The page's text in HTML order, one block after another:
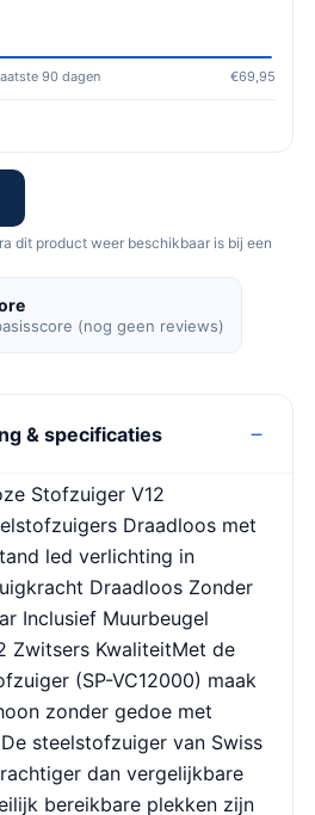
90 dagen €69,95
dit product weer beschikbaar is bij een
(nog geen reviews)
& specificaties
Stofzuiger V12
Draadloos met
led verlichting in
Draadloos Zonder
Inclusief Muurbeugel
Zwitsers KwaliteitMet de
(SP-VC12000) maak
zonder gedoe met
steelstofzuiger van Swiss
dan vergelijkbare
bereikbare plekken zijn